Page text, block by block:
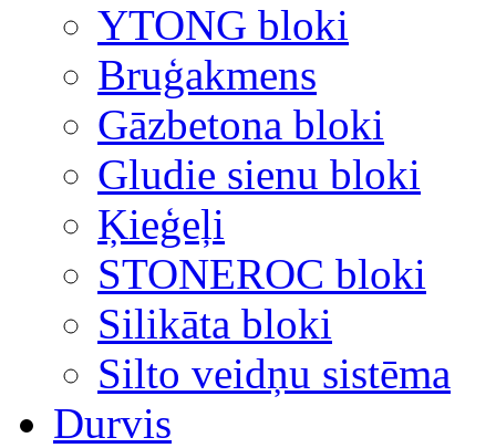
YTONG bloki
Bruģakmens
Gāzbetona bloki
Gludie sienu bloki
Ķieģeļi
STONEROC bloki
Silikāta bloki
Silto veidņu sistēma
Durvis